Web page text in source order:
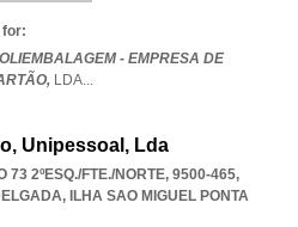
for:
- EMPRESA DE
LDA...
Unipessoal, Lda
73 2ºESQ./FTE./NORTE, 9500-465,
, ILHA SAO MIGUEL PONTA